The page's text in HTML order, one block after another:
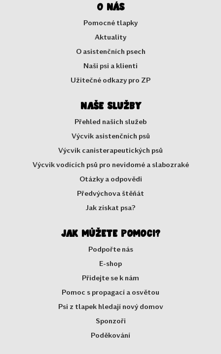
O nás
Pomocné tlapky
Aktuality
O asistenčních psech
Naši psi a klienti
Užitečné odkazy pro ZP
Naše služby
Přehled našich služeb
Výcvik asistenčních psů
Výcvik canisterapeutických psů
Výcvik vodících psů pro nevidomé a slabozraké
Otázky a odpovědi
Předvýchova štěňát
Jak získat psa?
Jak můžete pomoci?
Podpořte nás
E-shop
Přidejte se k nám
Pomoc s propagací a osvětou
Psi z tlapek hledají nový domov
Sponzoři
Poděkování